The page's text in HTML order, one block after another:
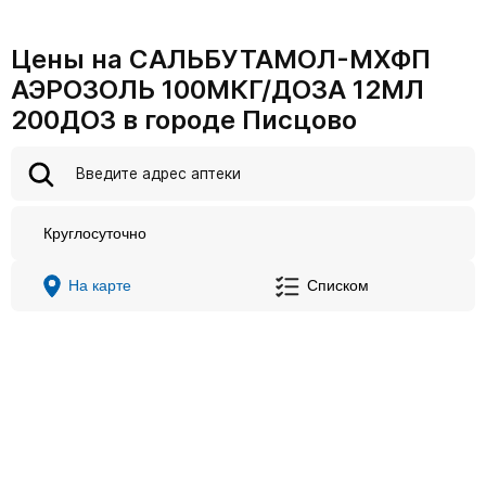
Цены на САЛЬБУТАМОЛ-МХФП
АЭРОЗОЛЬ 100МКГ/ДОЗА 12МЛ
200ДОЗ в городе Писцово
Круглосуточно
На карте Списком